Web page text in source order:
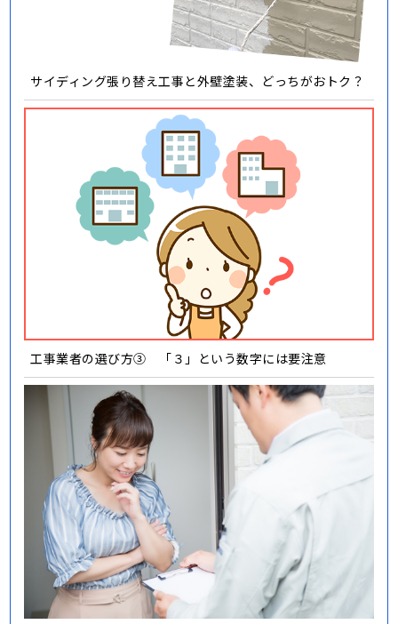
サイディング張り替え工事と外壁塗装、どっちがおトク？
工事業者の選び方③ 「３」という数字には要注意